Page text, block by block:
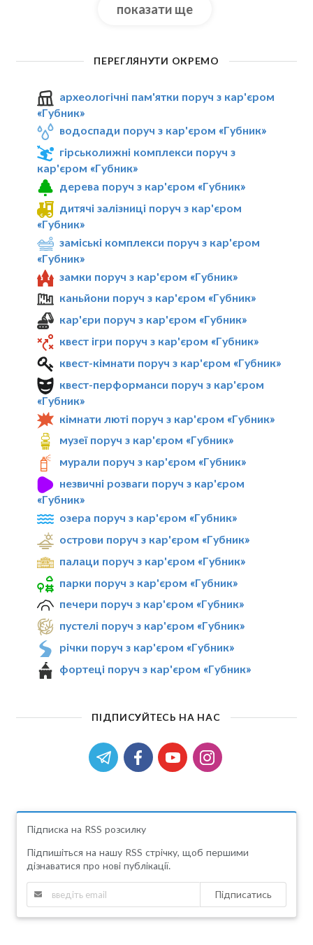
показати ще
ПЕРЕГЛЯНУТИ ОКРЕМО
археологічні пам'ятки поруч з кар'єром
«Губник»
водоспади поруч з кар'єром «Губник»
гірськолижні комплекси поруч з
кар'єром «Губник»
дерева поруч з кар'єром «Губник»
дитячі залізниці поруч з кар'єром
«Губник»
заміські комплекси поруч з кар'єром
«Губник»
замки поруч з кар'єром «Губник»
каньйони поруч з кар'єром «Губник»
кар'єри поруч з кар'єром «Губник»
квест ігри поруч з кар'єром «Губник»
квест-кімнати поруч з кар'єром «Губник»
квест-перформанси поруч з кар'єром
«Губник»
кімнати люті поруч з кар'єром «Губник»
музеї поруч з кар'єром «Губник»
мурали поруч з кар'єром «Губник»
незвичні розваги поруч з кар'єром
«Губник»
озера поруч з кар'єром «Губник»
острови поруч з кар'єром «Губник»
палаци поруч з кар'єром «Губник»
парки поруч з кар'єром «Губник»
печери поруч з кар'єром «Губник»
пустелі поруч з кар'єром «Губник»
річки поруч з кар'єром «Губник»
фортеці поруч з кар'єром «Губник»
ПІДПИСУЙТЕСЬ НА НАС
Підписка на RSS розсилку
Підпишіться на нашу RSS стрічку, щоб першими
дізнаватися про нові публікації.
Підписатись